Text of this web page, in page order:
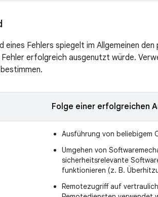
eines Fehlers spiegelt im Allgemeinen
erfolgreich ausgenutzt würde.
Folge einer erfolgreichen
Ausführung von beliebigem
Umgehen von
sicherheitsrelevante
funktionieren (z. B.
Remotezugriff auf